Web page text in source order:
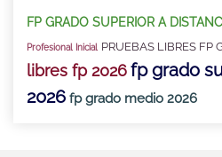
FP GRADO SUPERIOR A
Profesional Inicial PRUEBAS LIBRES FP
libres fp 2026fp grado
2026 fp grado medio 2026